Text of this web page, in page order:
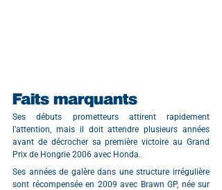
Faits marquants
Ses débuts prometteurs attirent rapidement
l’attention, mais il doit attendre plusieurs années
avant de décrocher sa première victoire au Grand
Prix de Hongrie 2006 avec Honda.
Ses années de galère dans une structure irrégulière
sont récompensée en 2009 avec Brawn GP, née sur